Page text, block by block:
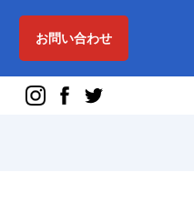
お問い合わせ